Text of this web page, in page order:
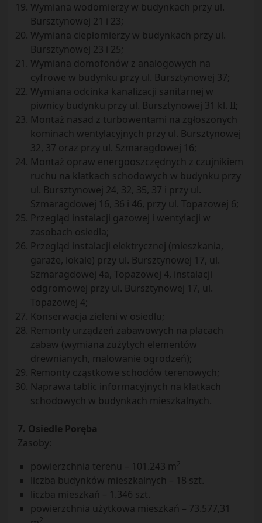
Wymiana wodomierzy w budynkach przy ul.
Bursztynowej 21 i 23;
Wymiana ciepłomierzy w budynkach przy ul.
Bursztynowej 23 i 25;
Wymiana domofonów z analogowych na
cyfrowe w budynku przy ul. Bursztynowej 37;
Wymiana odcinka kanalizacji sanitarnej w
piwnicy budynku przy ul. Bursztynowej 31 kl. II;
Montaż nasad z turbowentami na zgłoszonych
kominach wentylacyjnych przy ul. Bursztynowej
32, 37 oraz przy ul. Szmaragdowej 16;
Montaż opraw energooszczędnych z czujnikiem
ruchu na klatkach schodowych w budynku przy
ul. Bursztynowej 24, 32, 35, 37 i przy ul.
Szmaragdowej 16, 36 i 46, przy ul. Topazowej 6;
Przegląd instalacji gazowej i wentylacji w
zasobach osiedla;
Przegląd instalacji elektrycznej (mieszkania,
garaże, lokale) przy ul. Bursztynowej 17, ul.
Szmaragdowej 4a, Topazowej 4, instalacji
odgromowej przy ul. Bursztynowej 17, ul.
Topazowej 4;
Konserwacja zieleni w osiedlu;
Remonty urządzeń zabawowych na placach
zabaw (wymiana zużytych elementów
drewnianych, malowanie ogrodzeń);
Remonty cząstkowe schodów terenowych;
Naprawa tablic informacyjnych na klatkach
schodowych w budynkach mieszkalnych.
7. Osiedle Poręba
Zasoby:
powierzchnia terenu – 101.243 m2
liczba budynków mieszkalnych – 18 szt.
liczba mieszkań – 1.346 szt.
powierzchnia użytkowa mieszkań – 73.577,31
2